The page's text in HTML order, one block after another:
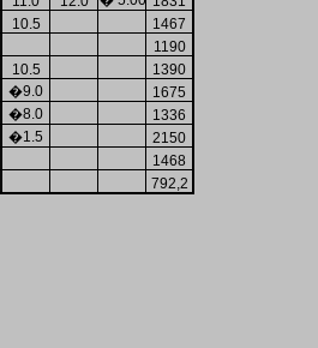
10.5
1467
1190
10.5
1390
�9.0
1675
�8.0
1336
�1.5
2150
1468
792,2